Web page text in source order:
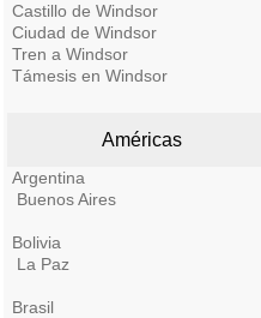
Castillo de Windsor
Ciudad de Windsor
Tren a Windsor
Támesis en Windsor
Américas
Argentina
Buenos Aires
Bolivia
La Paz
Brasil